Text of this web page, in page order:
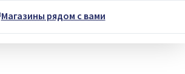
Магазины рядом с вами